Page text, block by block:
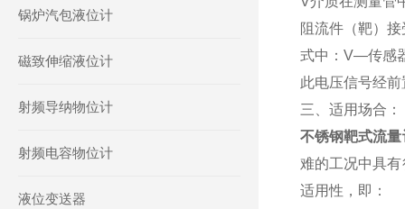
锅炉汽包液位计
磁致伸缩液位计
射频导纳物位计
射频电容物位计
液位变送器
阻流件（靶）
式中：V—传感
此电压信号经
三、适用场合：
不锈钢靶式流量
难的工况中具
适用性，即：